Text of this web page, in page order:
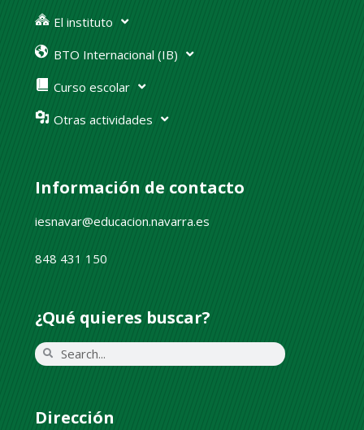
El instituto
BTO Internacional (IB)
Curso escolar
Otras actividades
Información de contacto
iesnavar@educacion.navarra.es
848 431 150
¿Qué quieres buscar?
Dirección